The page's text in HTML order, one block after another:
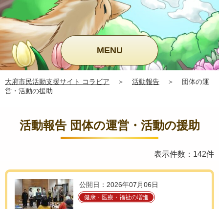
MENU
大府市民活動支援サイト コラビア ＞ 活動報告 ＞
団体の運
営・活動の援助
活動報告 団体の運営・活動の援助
表示件数：142件
公開日：2026年07月06日
健康・医療・福祉の増進